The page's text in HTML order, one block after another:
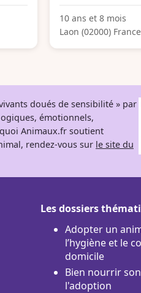
10 ans et 8 mois
Laon (02000) France
doués de sensibilité » par
émotionnels,
Animaux.fr soutient
rendez-vous sur le site du
Les dossiers
Adopter un
l’hygiène et le
domicile
Bien nourrir
l'adoption